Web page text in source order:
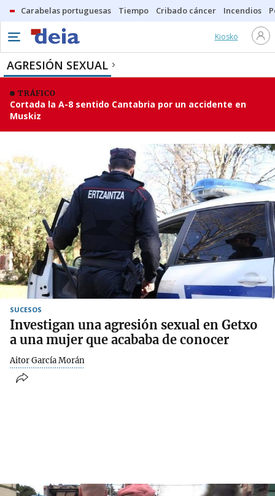
Carabelas portuguesas Tiempo Cribado cáncer Incendios
Kiosko
AGRESIÓN SEXUAL
TRÁFICO
Cortada la A-8 sentido Cantabria por un accidente en
Muskiz
SUCESOS
Investigan una agresión sexual en Getxo
a una mujer que acababa de conocer
Aitor García Morán